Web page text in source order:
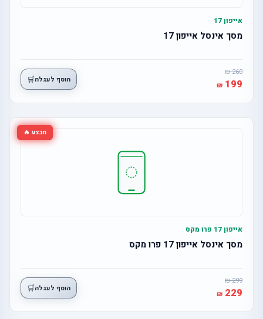
אייפון 17
מסך אינסל אייפון 17
260
199 הוסף לעגלה🛒
מבצע 🔥
אייפון 17 פרו מקס
מסך אינסל אייפון 17 פרו מקס
299
229 הוסף לעגלה🛒